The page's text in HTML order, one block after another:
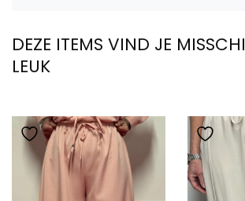
DEZE ITEMS VIND JE
LEUK